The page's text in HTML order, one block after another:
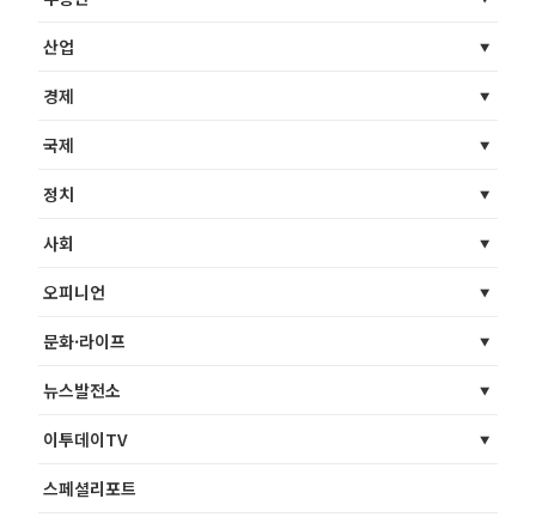
산업
경제
국제
정치
사회
오피니언
문화·라이프
뉴스발전소
이투데이TV
스페셜리포트